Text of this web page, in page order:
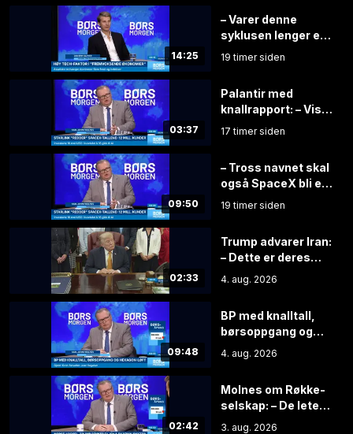
14:25
– Varer denne
syklusen lenger er
aksjene grisebillige
19 timer siden
03:37
Palantir med
knallrapport: – Viser
vei for de andre
17 timer siden
09:50
– Tross navnet skal
også SpaceX bli et
AI-selskap
19 timer siden
02:33
Trump advarer Iran:
– Dette er deres
siste sjanse
4. aug. 2026
09:48
BP med knalltall,
børsoppgang og
Hexagon-løft
4. aug. 2026
02:42
Molnes om Røkke-
selskap: – De leter
etter idiotene
3. aug. 2026